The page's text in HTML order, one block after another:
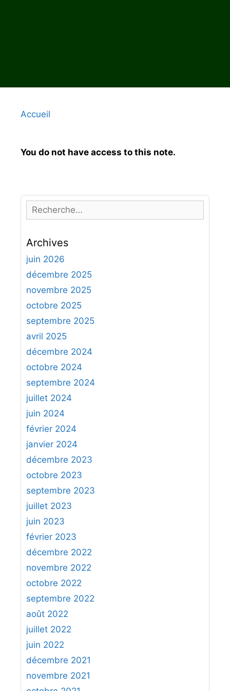
Accueil
You do not have access to this note.
e
h
e
r
h
e
r
:
Archives
juin 2026
décembre 2025
novembre 2025
octobre 2025
septembre 2025
avril 2025
décembre 2024
octobre 2024
septembre 2024
juillet 2024
juin 2024
février 2024
janvier 2024
décembre 2023
octobre 2023
septembre 2023
juillet 2023
juin 2023
février 2023
décembre 2022
novembre 2022
octobre 2022
septembre 2022
août 2022
juillet 2022
juin 2022
décembre 2021
novembre 2021